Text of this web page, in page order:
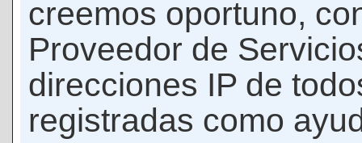
creemos oportuno,
Proveedor de
direcciones IP de
registradas como